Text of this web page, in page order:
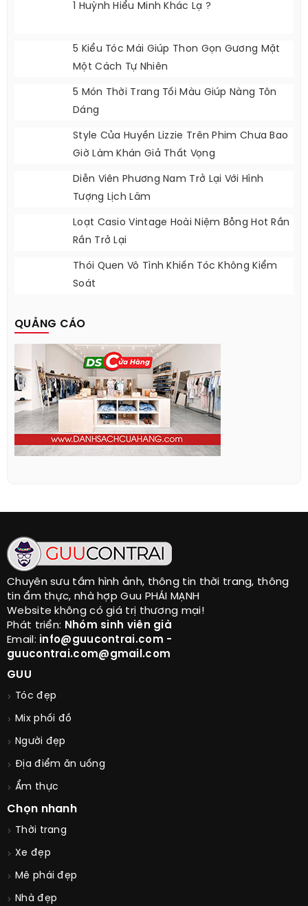
1 Huỳnh Hiểu Minh Khác Lạ ?
5 Kiểu Tóc Mái Giúp Thon Gọn Gương Mặt
Một Cách Tự Nhiên
5 Món Thời Trang Tối Màu Giúp Nàng Tôn
Dáng
Style Của Huyền Lizzie Trên Phim Chưa Bao
Giờ Làm Khán Giả Thất Vọng
Diễn Viên Phương Nam Trở Lại Với Hình
Tượng Lịch Lãm
Loạt Casio Vintage Hoài Niệm Bỗng Hot Rần
Rần Trở Lại
Thói Quen Vô Tình Khiến Tóc Không Kiểm
Soát
QUẢNG CÁO
Chuyên sưu tầm hình ảnh, thông tin thời trang, thông
tin ẩm thực, nhà hợp Guu PHÁI MẠNH
Website không có giá trị thương mại!
Phát triển: Nhóm sinh viên già
Email: info@guucontrai.com -
guucontrai.com@gmail.com
GUU
Tóc đẹp
Mix phối đồ
Người đẹp
Địa điểm ăn uống
Ẩm thực
Chọn nhanh
Thời trang
Xe đẹp
Mê phái đẹp
Nhà đẹp